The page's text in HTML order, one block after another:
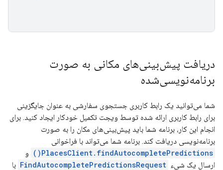
دریافت پیش‌بینی‌های مکانی به صورت
برنامه‌نویسی‌شده
شما می‌توانید یک رابط کاربری جستجوی سفارشی به عنوان جایگزینی
برای رابط کاربری ارائه شده توسط ویجت تکمیل خودکار ایجاد کنید. برای
انجام این کار، برنامه شما باید پیش‌بینی‌های مکان را به صورت
برنامه‌نویسی دریافت کند. برنامه شما می‌تواند با فراخوانی
PlacesClient.findAutocompletePredictions()
و
ارسال یک شیء FindAutocompletePredictionsRequest با